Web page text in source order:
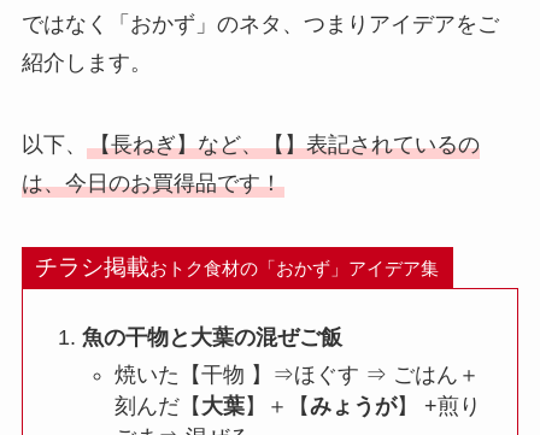
ではなく「おかず」のネタ、つまりアイデアをご
紹介します。
以下、 【長ねぎ】など、【】表記されているの
は、今日のお買得品です！
チラシ掲載おトク食材の「おかず」アイデア集
魚の干物と大葉の混ぜご飯
焼いた【干物 】⇒ほぐす ⇒ ごはん＋
刻んだ【 大葉】＋【みょうが】 +煎り